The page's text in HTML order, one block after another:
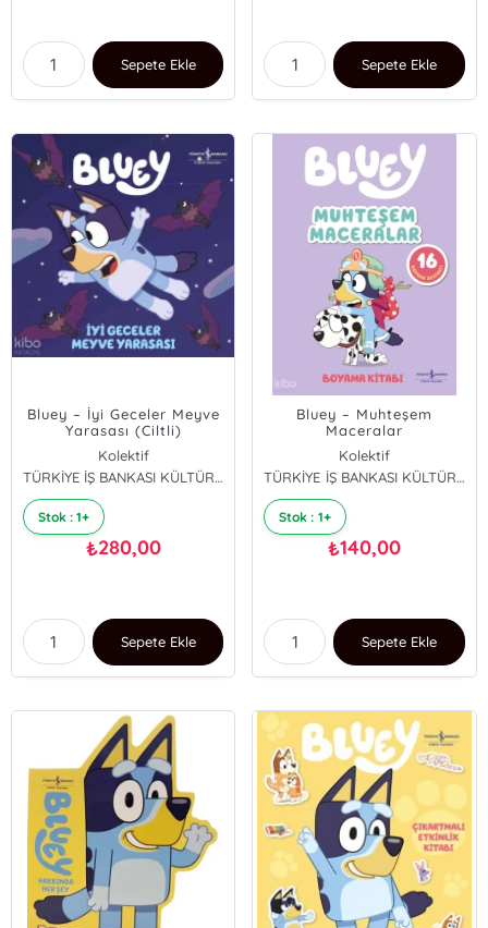
Sepete Ekle Sepete Ekle
Bluey – İyi Geceler Meyve
Yarasası (Ciltli)
Kolektif
TÜRKİYE İŞ BANKASI KÜLTÜR YAYINLARI
Stok : 1+
₺280,00
Sepete Ekle
Bluey – Muhteşem
Maceralar
Kolektif
TÜRKİYE İŞ BANKASI KÜLTÜR YAYINLARI
Stok : 1+
₺140,00
Sepete Ekle